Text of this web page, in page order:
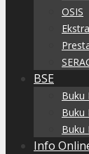
OSIS
BSE
Buku
Buku
Buku
Info